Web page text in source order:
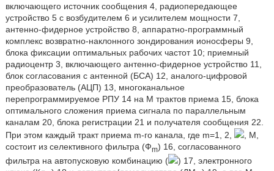
включающего источник сообщения 4, радиопередающее
устройство 5 с возбудителем 6 и усилителем мощности 7,
антенно-фидерное устройство 8, аппаратно-программный
комплекс возвратно-наклонного зондирования ионосферы 9,
блока фиксации оптимальных рабочих частот 10; приемный
радиоцентр 3, включающего антенно-фидерное устройство 11,
блок согласования с антенной (БСА) 12, аналого-цифровой
преобразователь (АЦП) 13, многоканальное
перепрограммируемое РПУ 14 на М трактов приема 15, блока
оптимального сложения приема сигнала по параллельным
каналам 20, блока регистрации 21 и получателя сообщения 22.
При этом каждый тракт приема m-го канала, где m=1, 2,
, М,
состоит из селективного фильтра (Фm) 16, согласованного
фильтра на автопусковую комбинацию (
) 17, электронного